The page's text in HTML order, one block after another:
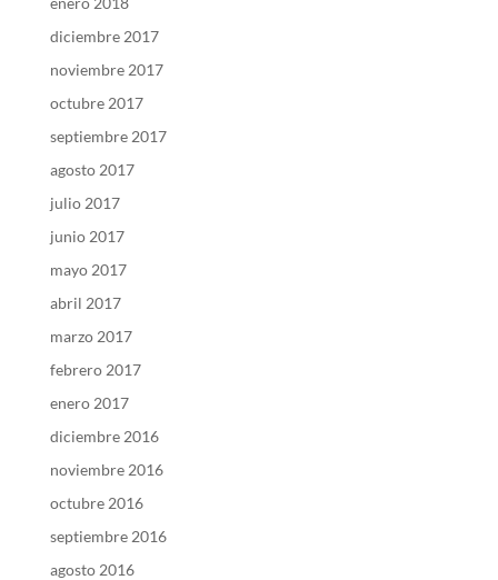
diciembre 2017
noviembre 2017
octubre 2017
septiembre 2017
agosto 2017
julio 2017
junio 2017
mayo 2017
abril 2017
marzo 2017
febrero 2017
enero 2017
diciembre 2016
noviembre 2016
octubre 2016
septiembre 2016
agosto 2016